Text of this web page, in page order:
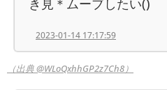
き見＊ムーブしたい()
2023-01-14 17:17:59
（出典 @WLoQxhhGP2z7Ch8）